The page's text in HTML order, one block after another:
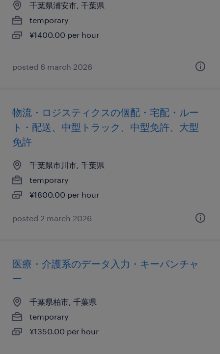
千葉県浦安市, 千葉県
temporary
¥1400.00 per hour
posted 6 march 2026
物流・ロジスティクスの個配・宅配・ルー
ト・配送、中型トラック、中型免許、大型
免許
千葉県市川市, 千葉県
temporary
¥1800.00 per hour
posted 2 march 2026
医療・介護系のデータ入力・キーパンチャ
ー
千葉県柏市, 千葉県
temporary
¥1350.00 per hour